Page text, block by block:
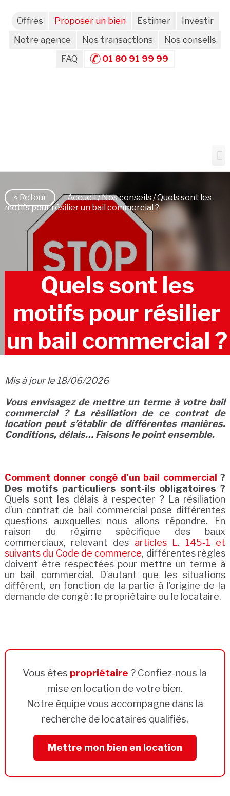
Offres Proposer un bien Estimer
Investir
Notre agence
Nos transactions
Nos conseils
FAQ
01 80 91 99 99
< Retour Accueil/Nos conseils/ Quels sont les
motifs pour résilier un bail commercial ?
Quels sont les
motifs pour résilier
un bail commercial ?
Mis à jour le 18/06/2026
Vous envisagez de mettre un terme à votre bail
commercial ? La résiliation de ce contrat de
location peut s’établir de différentes manières.
Conditions, délais… Faisons le point ensemble.
Comment donner congé d’un bail commercial?
Des motifs particuliers sont-ils obligatoires ?
Quels sont les délais à respecter ? La résiliation
d’un contrat de bail commercial pose différentes
questions auxquelles nous allons répondre. En
raison du régime spécifique des baux
commerciaux, relevant des articles L. 145-1 et
suivants du Code de commerce, différentes règles
doivent être respectées pour mettre un terme à
un bail commercial. D’autant que les situations
diffèrent, en fonction de la partie à l’origine de la
demande de congé : le propriétaire ou le locataire.
Vous êtes propriétaire ? Confiez-nous la
mise en location de votre bien.
Notre équipe vous accompagne dans la
recherche de locataires qualifiés.
Mettre mon bien en location